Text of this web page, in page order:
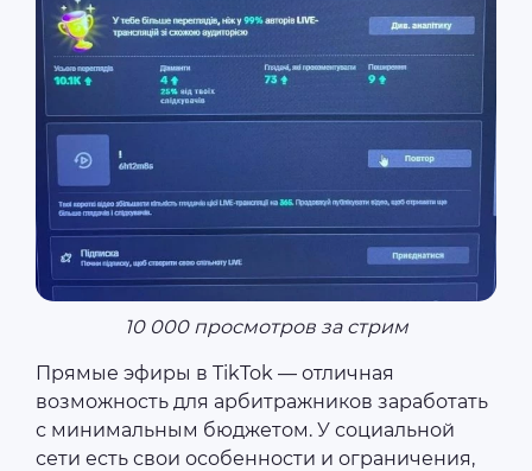
10 000 просмотров за стрим
Прямые эфиры в TikTok — отличная
возможность для арбитражников заработать
с минимальным бюджетом. У социальной
сети есть свои особенности и ограничения,